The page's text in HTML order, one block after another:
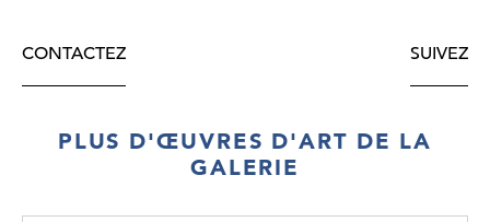
CONTACTEZ SUIVEZ
PLUS D'ŒUVRES D'ART DE LA
GALERIE